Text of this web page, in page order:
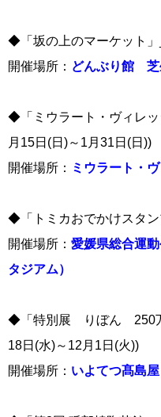
◆「坂の上のマーケット
開催場所： どんぶり館 芝
◆「ミウラート・ヴィレ
月15日(日)～1月31日(日))
開催場所： ミウラート・
◆「トミカおでかけスタ
開催場所： 愛媛県総合運
タジアム）
◆「特別展 りぼん 250万
18日(水)～12月1日(火))
開催場所： いよてつ髙島屋